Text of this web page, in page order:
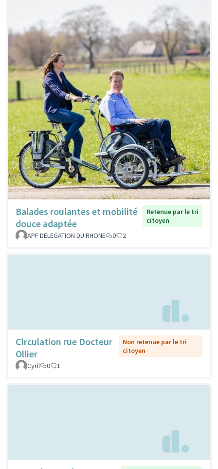
Balades roulantes et mobilité
douce adaptée
Retenue par le tri
citoyen
APF DELEGATION DU RHONE
0 2
Circulation rue Docteur
Ollier
Non retenue par le tri
citoyen
Cyril
0 1